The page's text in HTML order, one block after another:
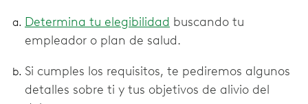
Determina tu elegibilidad buscando tu
empleador o plan de salud.
Si cumples los requisitos, te pediremos algunos
detalles sobre ti y tus objetivos de alivio del